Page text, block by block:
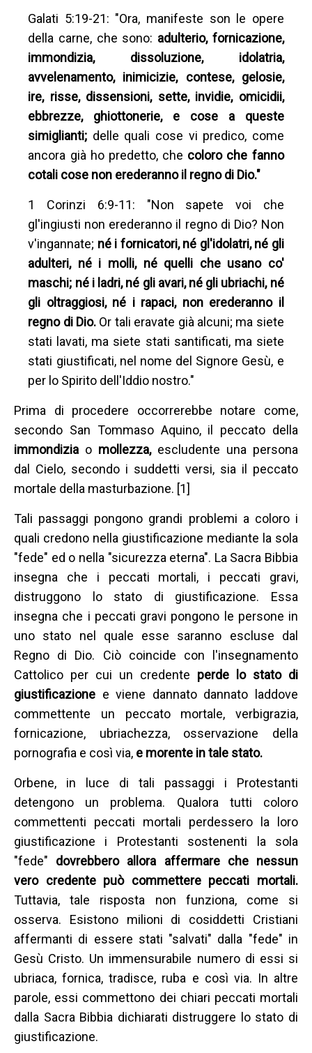
Galati 5:19-21: "Ora, manifeste son le opere
della carne, che sono: adulterio, fornicazione,
immondizia, dissoluzione, idolatria,
avvelenamento, inimicizie, contese, gelosie,
ire, risse, dissensioni, sette, invidie, omicidii,
ebbrezze, ghiottonerie, e cose a queste
simiglianti; delle quali cose vi predico, come
ancora già ho predetto, che coloro che fanno
cotali cose non erederanno il regno di Dio."
1 Corinzi 6:9-11: "Non sapete voi che
gl'ingiusti non erederanno il regno di Dio? Non
v'ingannate; né i fornicatori, né gl'idolatri, né gli
adulteri, né i molli, né quelli che usano co'
maschi; né i ladri, né gli avari, né gli ubriachi, né
gli oltraggiosi, né i rapaci, non erederanno il
regno di Dio. Or tali eravate già alcuni; ma siete
stati lavati, ma siete stati santificati, ma siete
stati giustificati, nel nome del Signore Gesù, e
per lo Spirito dell'Iddio nostro."
Prima di procedere occorrerebbe notare come,
secondo San Tommaso Aquino, il peccato della
immondizia o mollezza,escludente una persona
dal Cielo, secondo i suddetti versi, sia il peccato
mortale della masturbazione. [1]
Tali passaggi pongono grandi problemi a coloro i
quali credono nella giustificazione mediante la sola
"fede" ed o nella "sicurezza eterna". La Sacra Bibbia
insegna che i peccati mortali, i peccati gravi,
distruggono lo stato di giustificazione. Essa
insegna che i peccati gravi pongono le persone in
uno stato nel quale esse saranno escluse dal
Regno di Dio. Ciò coincide con l'insegnamento
Cattolico per cui un credente perde lo stato di
giustificazione e viene dannato dannato laddove
commettente un peccato mortale, verbigrazia,
fornicazione, ubriachezza, osservazione della
pornografia e così via, e morente in tale stato.
Orbene, in luce di tali passaggi i Protestanti
detengono un problema. Qualora tutti coloro
commettenti peccati mortali perdessero la loro
giustificazione i Protestanti sostenenti la sola
"fede" dovrebbero allora affermare che nessun
vero credente può commettere peccati mortali.
Tuttavia, tale risposta non funziona, come si
osserva. Esistono milioni di cosiddetti Cristiani
affermanti di essere stati "salvati" dalla "fede" in
Gesù Cristo. Un immensurabile numero di essi si
ubriaca, fornica, tradisce, ruba e così via. In altre
parole, essi commettono dei chiari peccati mortali
dalla Sacra Bibbia dichiarati distruggere lo stato di
giustificazione.